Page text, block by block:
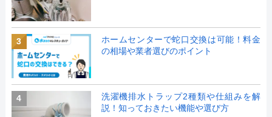
3
ホームセンターで蛇口交換は可能！料金
の相場や業者選びのポイント
4
洗濯機排水トラップ2種類や仕組みを解
説！知っておきたい機能や選び方